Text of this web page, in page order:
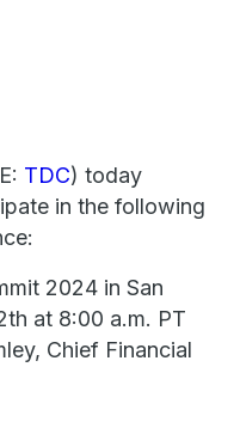
TDC) today
in the following
2024 in San
at 8:00 a.m. PT
Chief Financial